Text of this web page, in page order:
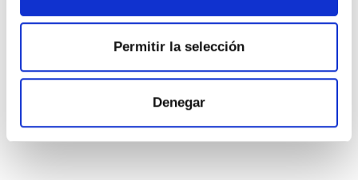
Permitir la selección
Denegar